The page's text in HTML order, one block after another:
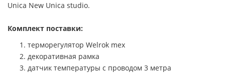
Unica New Unica studio.
Комплект поставки:
терморегулятор Welrok mex
декоративная рамка
датчик температуры с проводом 3 метра